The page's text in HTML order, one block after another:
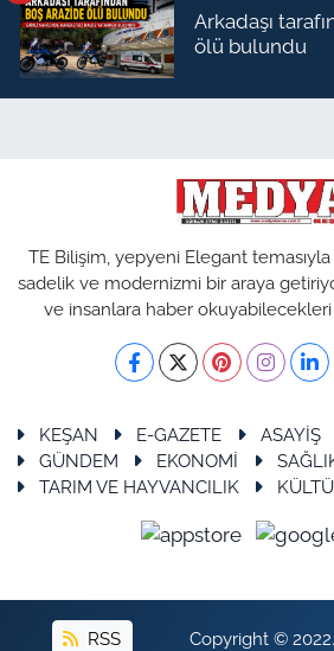
Arkadaşı
ölü bulundu
TE Bilişim, yepyeni Elegant
sadelik ve modernizmi bir araya
ve insanlara haber okuyabilecekleri
KEŞAN E-GAZETE ASAYİŞ
GÜNDEM
EKONOMİ
TARIM VE HAYVANCILIK
RSS Copyright © 2022.